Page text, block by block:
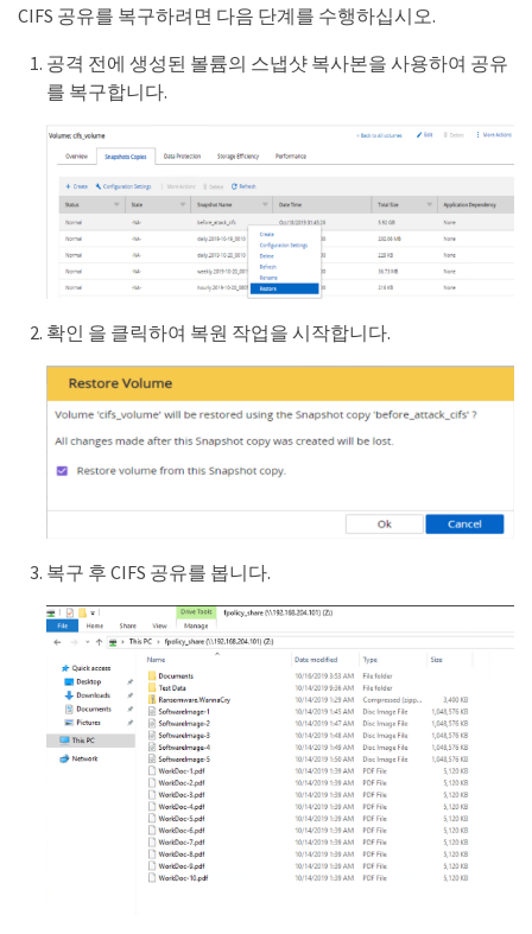
CIFS 공유를 복구하려면 다음 단계를 수행하십시오.
공격 전에 생성된 볼륨의 스냅샷 복사본을 사용하여 공유
를 복구합니다.
확인 을 클릭하여 복원 작업을 시작합니다.
복구 후 CIFS 공유를 봅니다.